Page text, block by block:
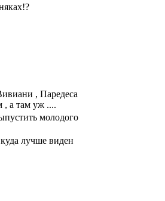
, Паредеса
, а там уж ....
молодого
лучше виден